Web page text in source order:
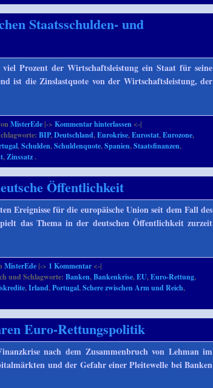
Staatsschulden- und
Prozent der Wirtschaftsleistung ein Staat für seine
ist die Zinslastquote von der Wirtschaftsleistung, der
MisterEde |->Kommentar hinterlassen <-|
BIP,Deutschland,Eurokrise,Eurostat,Eurozone,
,Schulden,Schuldenquote,Spanien,Staatsfinanzen,
,Zinssatz.
Öffentlichkeit
Ereignisse für die europäische Union seit dem Fall des
das Thema in der deutschen Öffentlichkeit zurzeit
MisterEde |-> 1 Kommentar <-|
und Schlagworte:Banken,Bankenkrise,EU,Euro-Rettung,
,Irland,Portugal,Schere zwischen Arm und Reich,
Euro-Rettungspolitik
nach dem Zusammenbruch von Lehman im
und der Gefahr einer Pleitewelle bei Banken